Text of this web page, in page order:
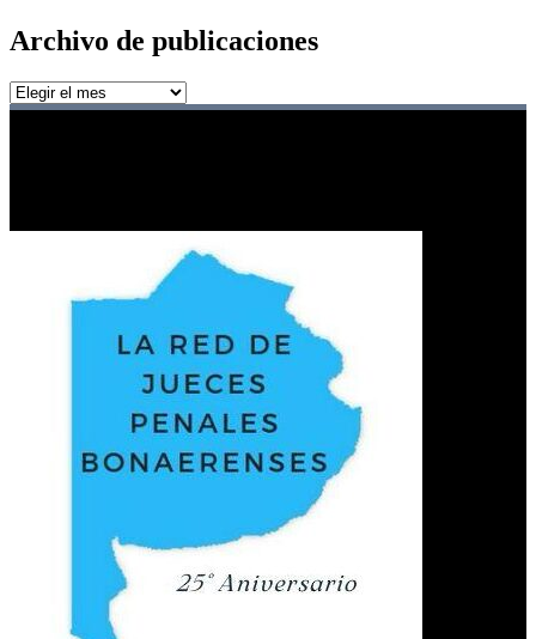
Archivo de publicaciones
Archivo
de